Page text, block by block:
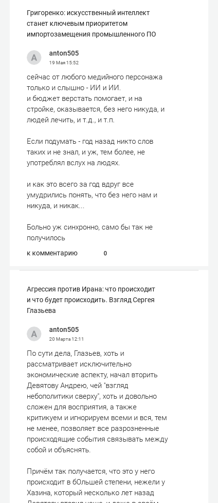
Григоренко: искусственный интеллект
станет ключевым приоритетом
импортозамещения промышленного ПО
anton505
19 Мая15:52
сейчас от любого медийного персонажа
только и слышно - ИИ и ИИ.
и бюджет верстать помогает, и на
стройке, оказывается, без него никуда, и
людей лечить, и т.д., и т.п.
Если подумать - год назад никто слов
таких и не знал, и уж, тем более, не
употреблял вслух на людях.
и как это всего за год вдруг все
умудрились понять, что без него нам и
никуда, и никак...
Больно уж синхронно, само бы так не
получилось
к комментарию 0
Агрессия против Ирана: что происходит
и что будет происходить. Взгляд Сергея
Глазьева
anton505
20 Марта12:11
По сути дела, Глазьев, хоть и
рассматривает исключительно
экономические аспекту, начал вторить
Девятову Андрею, чей "взгляд
небополитики сверху", хоть и довольно
сложен для восприятия, а также
критикуем и игнорируем всеми и вся, тем
не менее, позволяет все разрозненные
происходящие события связывать между
собой и объяснять.
Причём так получается, что это у него
происходит в бОльшей степени, нежели у
Хазина, который несколько лет назад